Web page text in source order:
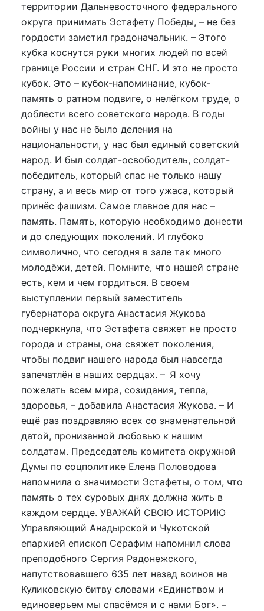
территории Дальневосточного федерального
округа принимать Эстафету Победы, – не без
гордости заметил градоначальник. – Этого
кубка коснутся руки многих людей по всей
границе России и стран СНГ. И это не просто
кубок. Это – кубок-напоминание, кубок-
память о ратном подвиге, о нелёгком труде, о
доблести всего советского народа. В годы
войны у нас не было деления на
национальности, у нас был единый советский
народ. И был солдат-освободитель, солдат-
победитель, который спас не только нашу
страну, а и весь мир от того ужаса, который
принёс фашизм. Самое главное для нас –
память. Память, которую необходимо донести
и до следующих поколений. И глубоко
символично, что сегодня в зале так много
молодёжи, детей. Помните, что нашей стране
есть, кем и чем гордиться. В своем
выступлении первый заместитель
губернатора округа Анастасия Жукова
подчеркнула, что Эстафета свяжет не просто
города и страны, она свяжет поколения,
чтобы подвиг нашего народа был навсегда
запечатлён в наших сердцах. – Я хочу
пожелать всем мира, созидания, тепла,
здоровья, – добавила Анастасия Жукова. – И
ещё раз поздравляю всех со знаменательной
датой, пронизанной любовью к нашим
солдатам. Председатель комитета окружной
Думы по соцполитике Елена Половодова
напомнила о значимости Эстафеты, о том, что
память о тех суровых днях должна жить в
каждом сердце. УВАЖАЙ СВОЮ ИСТОРИЮ
Управляющий Анадырской и Чукотской
епархией епископ Серафим напомнил слова
преподобного Сергия Радонежского,
напутствовавшего 635 лет назад воинов на
Куликовскую битву словами «Единством и
единоверьем мы спасёмся и с нами Бог». –